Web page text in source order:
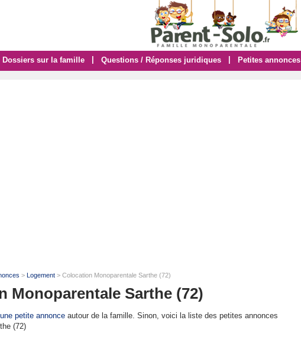
Dossiers sur la famille Questions / Réponses juridiques Petites annonces
> Logement > Colocation Monoparentale Sarthe (72)
Monoparentale Sarthe (72)
petite annonce autour de la famille. Sinon, voici la liste des petites annonces
(72)